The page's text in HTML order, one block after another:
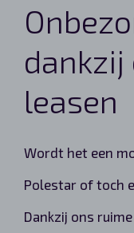
leasen
Wordt het een
Polestar of toch
Dankzij ons